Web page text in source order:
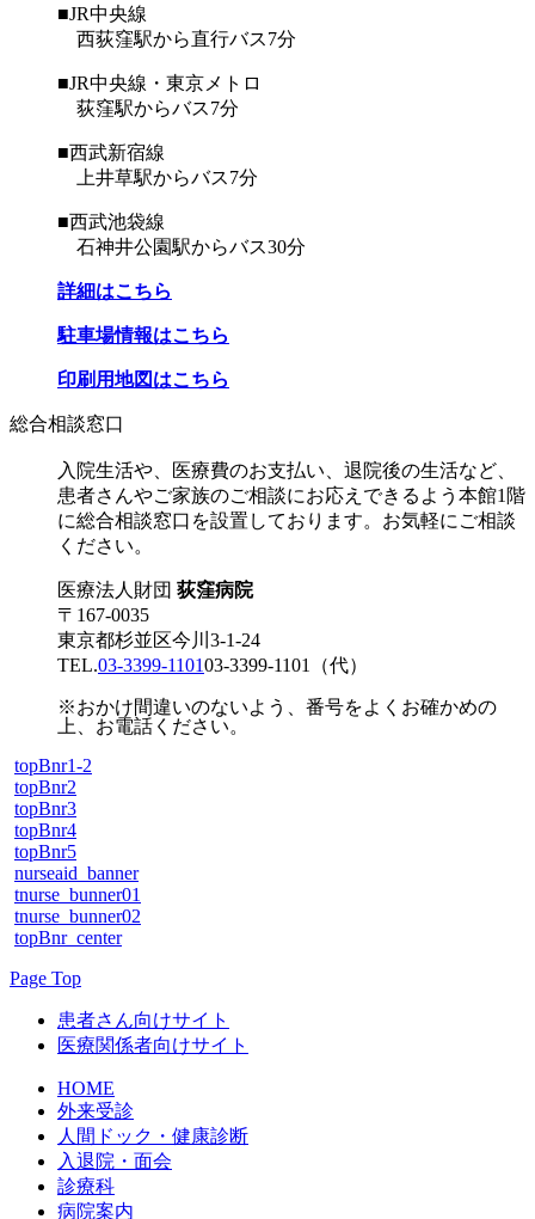
■JR中央線
西荻窪駅から直行バス7分
■JR中央線・東京メトロ
荻窪駅からバス7分
■西武新宿線
上井草駅からバス7分
■西武池袋線
石神井公園駅からバス30分
詳細はこちら
駐車場情報はこちら
印刷用地図はこちら
総合相談窓口
入院生活や、医療費のお支払い、退院後の生活など、
患者さんやご家族のご相談にお応えできるよう本館1階
に総合相談窓口を設置しております。お気軽にご相談
ください。
医療法人財団 荻窪病院
〒167-0035
東京都杉並区今川3-1-24
TEL.03-3399-110103-3399-1101 （代）
※おかけ間違いのないよう、番号をよくお確かめの
上、お電話ください。
topBnr1-2
topBnr2
topBnr3
topBnr4
topBnr5
nurseaid_banner
tnurse_bunner01
tnurse_bunner02
topBnr_center
Page Top
患者さん向けサイト
医療関係者向けサイト
HOME
外来受診
人間ドック・健康診断
入退院・面会
診療科
病院案内